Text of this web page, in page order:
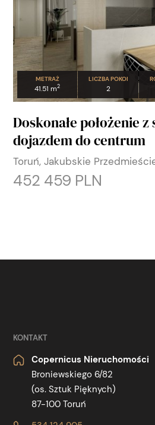
METRAŻ
41.51 m2
LICZBA POKOI
2
Doskonałe położenie
dojazdem do centrum
Toruń, Jakubskie
452 459 PLN
KONTAKT
Copernicus Nieruchomości
Broniewskiego 6/82
(os. Sztuk Pięknych)
87-100 Toruń